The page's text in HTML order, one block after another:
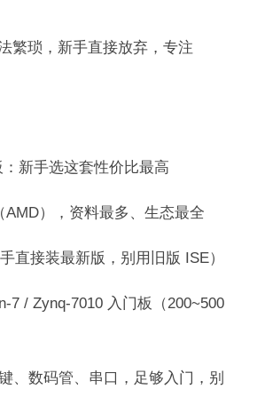
繁琐，新手直接放弃，专注
新手选这套性价比最高
），资料最多、生态最全
直接装最新版，别用旧版 ISE）
7 / Zynq-7010 入门板（200~500
、数码管、串口，足够入门，别